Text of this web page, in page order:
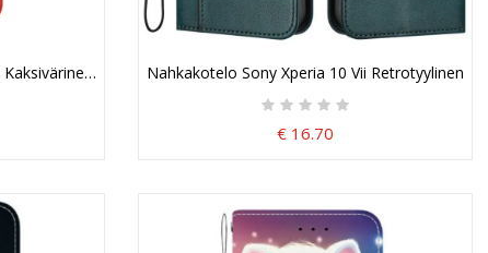
AaltoilevaNahkakotelo Sony Xperia 10 Vii Retrotyylinen
€ 16.70